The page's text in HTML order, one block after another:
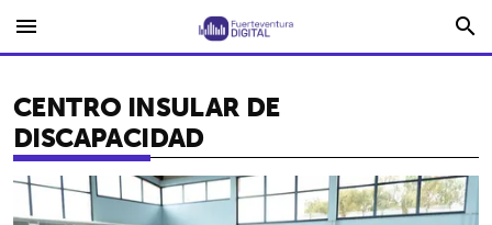
menu search
CENTRO INSULAR DE
DISCAPACIDAD